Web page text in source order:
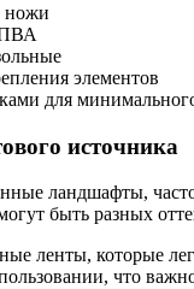
ножи
ПВА
элементов
для
источника
ландшафты, часто
быть разных
ленты, которые
что